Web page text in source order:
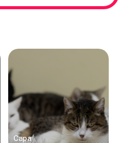
Сара